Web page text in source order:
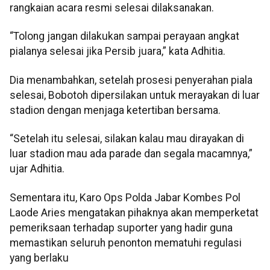
rangkaian acara resmi selesai dilaksanakan.
“Tolong jangan dilakukan sampai perayaan angkat
pialanya selesai jika Persib juara,” kata Adhitia.
Dia menambahkan, setelah prosesi penyerahan piala
selesai, Bobotoh dipersilakan untuk merayakan di luar
stadion dengan menjaga ketertiban bersama.
“Setelah itu selesai, silakan kalau mau dirayakan di
luar stadion mau ada parade dan segala macamnya,”
ujar Adhitia.
Sementara itu, Karo Ops Polda Jabar Kombes Pol
Laode Aries mengatakan pihaknya akan memperketat
pemeriksaan terhadap suporter yang hadir guna
memastikan seluruh penonton mematuhi regulasi
yang berlaku